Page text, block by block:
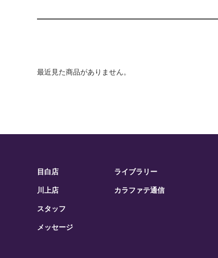
最近見た商品がありません。
目白店
川上店
スタッフ
メッセージ
ライブラリー
カラファテ通信